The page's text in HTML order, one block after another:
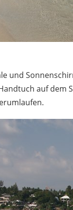
und
auf dem